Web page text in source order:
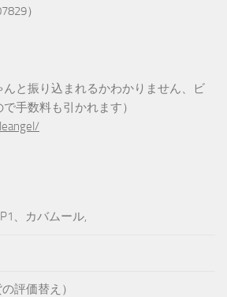
）
と振り込まれるかわかりません、ビ
手数料も引かれます）
、カバムール,
評価替え）